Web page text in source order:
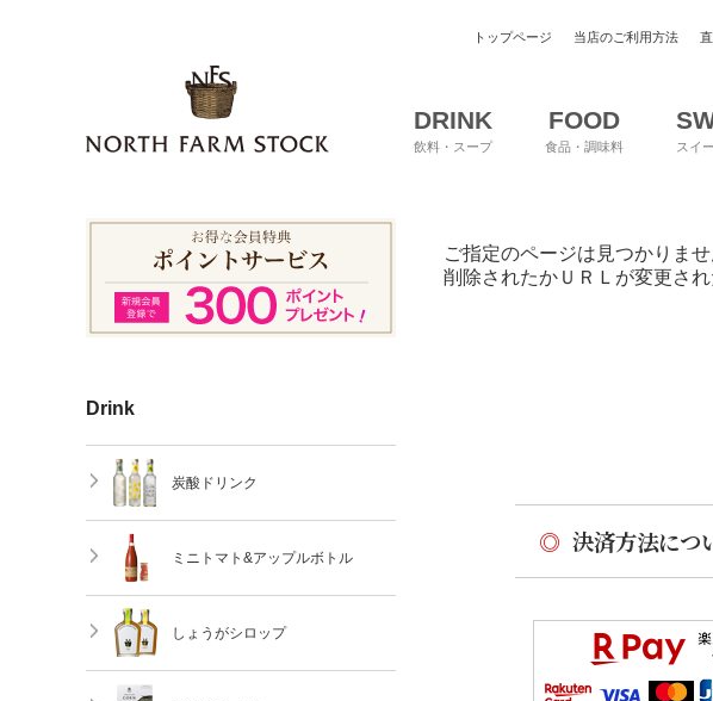
トップページ 当店のご利用方法
DRINK
飲料・スープ
FOOD
食品・調味料 スイ
ご指定のページは見つかりませ
削除されたかＵＲＬが変更され
◎ 決済方法につ
Drink
炭酸ドリンク
ミニトマト&アップルボトル
しょうがシロップ